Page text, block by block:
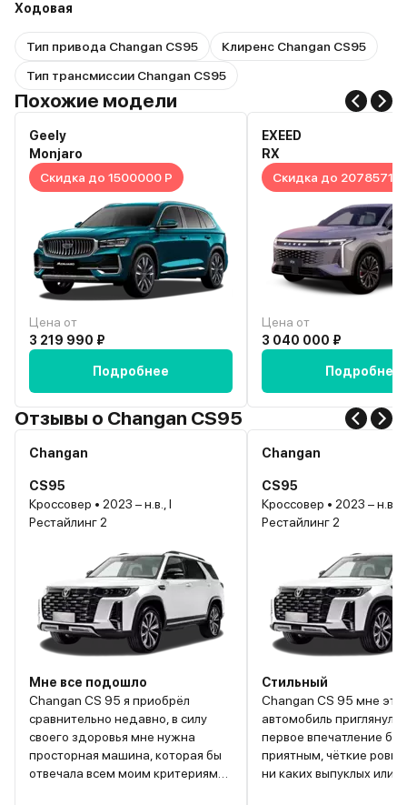
Ходовая
Тип привода Changan CS95
Клиренс Changan CS95
Тип трансмиссии Changan CS95
Похожие модели
Geely
Monjaro
Скидка до 1500000 Р
Цена от
3 219 990 ₽
Подробнее
EXEED
RX
Скидка до 2078571 Р
Цена от
3 040 000 ₽
Подробнее
Отзывы о Changan CS95
Changan
CS95
Кроссовер • 2023 – н.в., I
Рестайлинг 2
Мне все подошло
Changan CS 95 я приобрёл
сравнительно недавно, в силу
своего здоровья мне нужна
просторная машина, которая бы
отвечала всем моим критериям
Changan
CS95
Кроссовер • 2023 – н.в., I
Рестайлинг 2
Стильный
Changan CS 95 мне
автомобиль
первое впечатление
приятным, чёткие
ни каких выпуклых или